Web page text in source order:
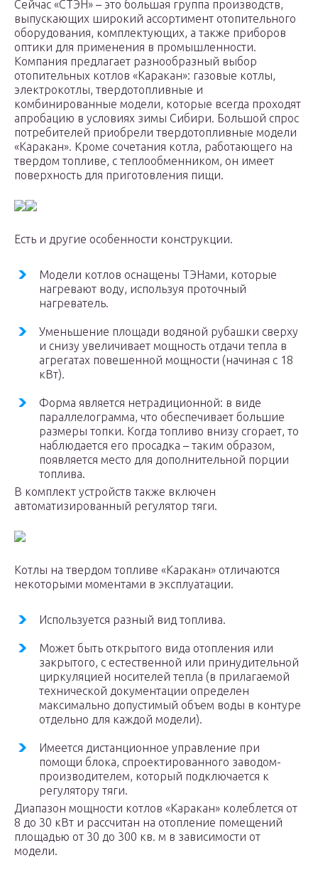
Сейчас «СТЭН» – это большая группа производств,
выпускающих широкий ассортимент отопительного
оборудования, комплектующих, а также приборов
оптики для применения в промышленности.
Компания предлагает разнообразный выбор
отопительных котлов «Каракан»: газовые котлы,
электрокотлы, твердотопливные и
комбинированные модели, которые всегда проходят
апробацию в условиях зимы Сибири. Большой спрос
потребителей приобрели твердотопливные модели
«Каракан». Кроме сочетания котла, работающего на
твердом топливе, с теплообменником, он имеет
поверхность для приготовления пищи.
Есть и другие особенности конструкции.
Модели котлов оснащены ТЭНами, которые
нагревают воду, используя проточный
нагреватель.
Уменьшение площади водяной рубашки сверху
и снизу увеличивает мощность отдачи тепла в
агрегатах повешенной мощности (начиная с 18
кВт).
Форма является нетрадиционной: в виде
параллелограмма, что обеспечивает большие
размеры топки. Когда топливо внизу сгорает, то
наблюдается его просадка – таким образом,
появляется место для дополнительной порции
топлива.
В комплект устройств также включен
автоматизированный регулятор тяги.
Котлы на твердом топливе «Каракан» отличаются
некоторыми моментами в эксплуатации.
Используется разный вид топлива.
Может быть открытого вида отопления или
закрытого, с естественной или принудительной
циркуляцией носителей тепла (в прилагаемой
технической документации определен
максимально допустимый объем воды в контуре
отдельно для каждой модели).
Имеется дистанционное управление при
помощи блока, спроектированного заводом-
производителем, который подключается к
регулятору тяги.
Диапазон мощности котлов «Каракан» колеблется от
8 до 30 кВт и рассчитан на отопление помещений
площадью от 30 до 300 кв. м в зависимости от
модели.